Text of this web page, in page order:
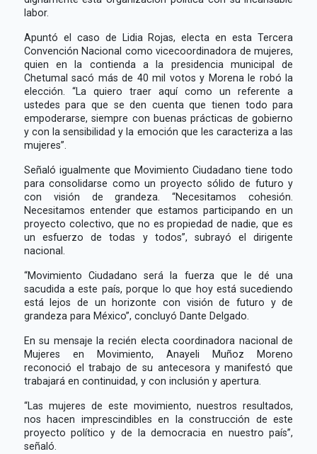
labor.
Apuntó el caso de Lidia Rojas, electa en esta Tercera
Convención Nacional como vicecoordinadora de mujeres,
quien en la contienda a la presidencia municipal de
Chetumal sacó más de 40 mil votos y Morena le robó la
elección. “La quiero traer aquí como un referente a
ustedes para que se den cuenta que tienen todo para
empoderarse, siempre con buenas prácticas de gobierno
y con la sensibilidad y la emoción que les caracteriza a las
mujeres”.
Señaló igualmente que Movimiento Ciudadano tiene todo
para consolidarse como un proyecto sólido de futuro y
con visión de grandeza. “Necesitamos cohesión.
Necesitamos entender que estamos participando en un
proyecto colectivo, que no es propiedad de nadie, que es
un esfuerzo de todas y todos”, subrayó el dirigente
nacional.
“Movimiento Ciudadano será la fuerza que le dé una
sacudida a este país, porque lo que hoy está sucediendo
está lejos de un horizonte con visión de futuro y de
grandeza para México”, concluyó Dante Delgado.
En su mensaje la recién electa coordinadora nacional de
Mujeres en Movimiento, Anayeli Muñoz Moreno
reconoció el trabajo de su antecesora y manifestó que
trabajará en continuidad, y con inclusión y apertura.
“Las mujeres de este movimiento, nuestros resultados,
nos hacen imprescindibles en la construcción de este
proyecto político y de la democracia en nuestro país”,
señaló.